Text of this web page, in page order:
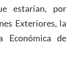
estarían, por
Exteriores, la
Económica de